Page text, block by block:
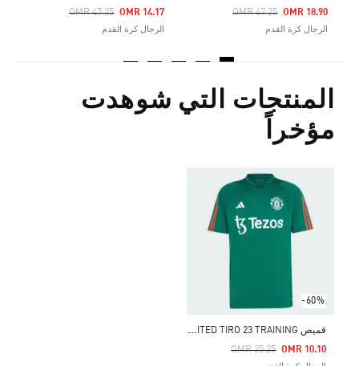
Price Reduced From
OMR 47.25
To OMR 18.90
الرجال كرة القدم
Price Reduced From
OMR 47.25
To OMR 14.17
الرجال كرة القدم
المنتجات التي شوهدت
مؤخراً
-60%
ق
ميص MANCHESTER UNITED TIRO 23 TRAINING
Price Reduced From
OMR 25.25
To OMR 10.10